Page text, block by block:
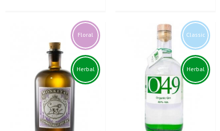
Floral
Herbal
Classic
Herbal